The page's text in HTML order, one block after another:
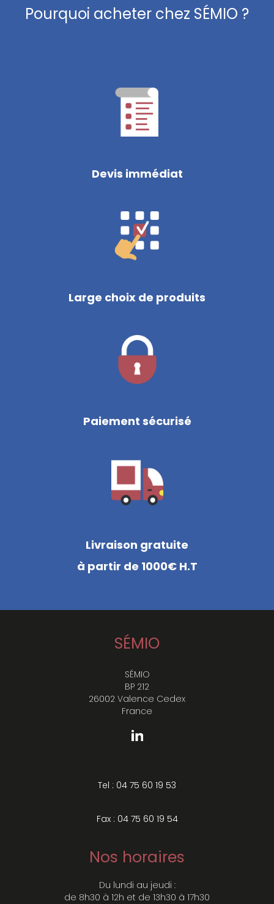
Pourquoi acheter chez SÉMIO ?
Devis immédiat
Large choix de produits
Paiement sécurisé
Livraison gratuite
à partir de 1000€ H.T
SÉMIO
SÉMIO
BP 212
26002 Valence Cedex
France
Tel : 04 75 60 19 53
Fax : 04 75 60 19 54
Nos horaires
Du lundi au jeudi :
de 8h30 à 12h et de 13h30 à 17h30